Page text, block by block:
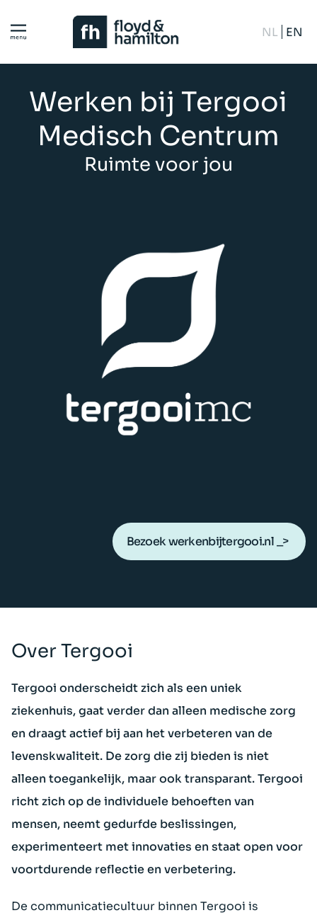
NL EN
Werken bij Tergooi
Medisch Centrum
Ruimte voor jou
Bezoek werkenbijtergooi.nl
Over Tergooi
Tergooi onderscheidt zich als een uniek
ziekenhuis, gaat verder dan alleen medische zorg
en draagt actief bij aan het verbeteren van de
levenskwaliteit. De zorg die zij bieden is niet
alleen toegankelijk, maar ook transparant. Tergooi
richt zich op de individuele behoeften van
mensen, neemt gedurfde beslissingen,
experimenteert met innovaties en staat open voor
voortdurende reflectie en verbetering.
De communicatiecultuur binnen Tergooi is